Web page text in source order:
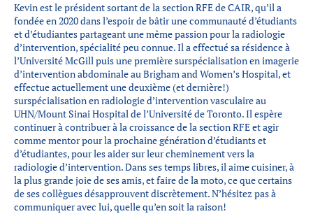
Kevin est le président sortant de la section RFE de CAIR, qu’il a
fondée en 2020 dans l’espoir de bâtir une communauté d’étudiants
et d’étudiantes partageant une même passion pour la radiologie
d’intervention, spécialité peu connue. Il a effectué sa résidence à
l’Université McGill puis une première surspécialisation en imagerie
d’intervention abdominale au Brigham and Women’s Hospital, et
effectue actuellement une deuxième (et dernière!)
surspécialisation en radiologie d’intervention vasculaire au
UHN/Mount Sinai Hospital de l’Université de Toronto. Il espère
continuer à contribuer à la croissance de la section RFE et agir
comme mentor pour la prochaine génération d’étudiants et
d’étudiantes, pour les aider sur leur cheminement vers la
radiologie d’intervention. Dans ses temps libres, il aime cuisiner, à
la plus grande joie de ses amis, et faire de la moto, ce que certains
de ses collègues désapprouvent discrètement. N’hésitez pas à
communiquer avec lui, quelle qu’en soit la raison!